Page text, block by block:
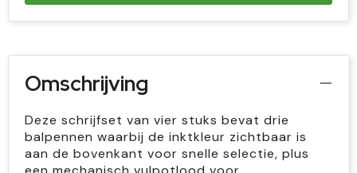
Omschrijving
Deze schrijfset van vier stuks bevat drie
balpennen waarbij de inktkleur zichtbaar is
aan de bovenkant voor snelle selectie, plus